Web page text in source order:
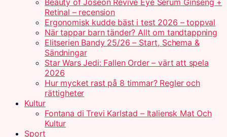
Beauty of Joseon Revive Eye Serum Ginseng +
Retinal – recension
Ergonomisk kudde bäst i test 2026 – toppval
När tappar barn tänder? Allt om tandtappning
Elitserien Bandy 25/26 – Start, Schema &
Sändningar
Star Wars Jedi: Fallen Order – värt att spela
2026
Hur mycket rast på 8 timmar? Regler och
rättigheter
Kultur
Fontana di Trevi Karlstad – Italiensk Mat Och
Kultur
Sport